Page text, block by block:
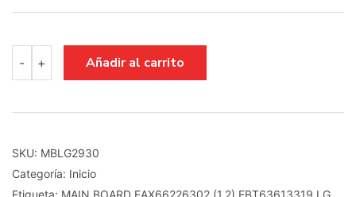
-
BOARD
EAX66226302
EBT63613319
24MT47-
cantidad
+ Añadir al carrito
SKU: MBLG2930
Categoría: Inicio